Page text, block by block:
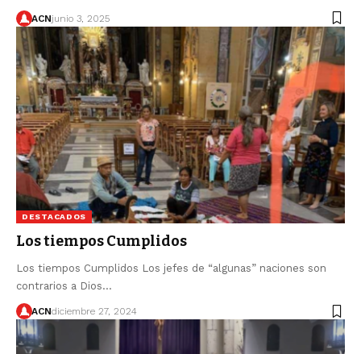
ACNjunio 3, 2025
DESTACADOS
Los tiempos Cumplidos
Los tiempos Cumplidos Los jefes de “algunas” naciones son
contrarios a Dios…
ACNdiciembre 27, 2024